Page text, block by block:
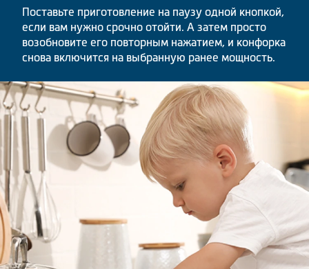
Поставьте приготовление на паузу одной кнопкой,
если вам нужно срочно отойти. А затем просто
возобновите его повторным нажатием, и конфорка
снова включится на выбранную ранее мощность.